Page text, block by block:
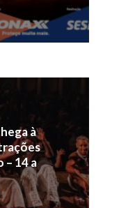
à
– 14 a